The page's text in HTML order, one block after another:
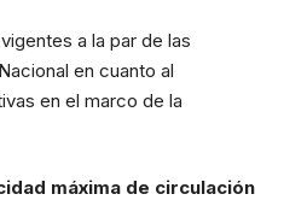
a la par de las
en cuanto al
en el marco de la
máxima de circulación